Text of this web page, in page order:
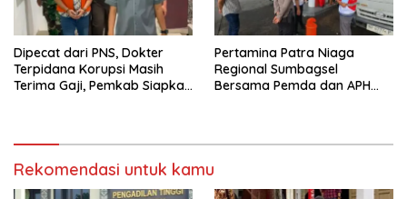
Dipecat dari PNS, Dokter
Terpidana Korupsi Masih
Terima Gaji, Pemkab Siapkan
Pertamina Patra Niaga
Regional Sumbagsel
Bersama Pemda dan APH
Rekomendasi untuk kamu